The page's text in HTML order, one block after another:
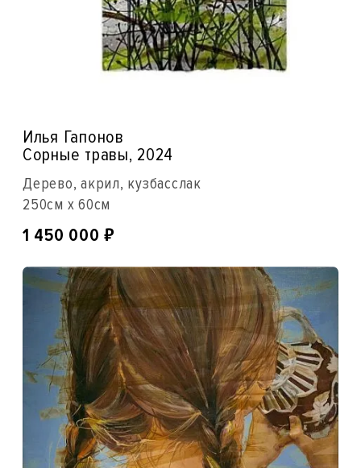
Илья Гапонов
Сорные травы, 2024
Дерево, акрил, кузбасслак
250см x 60см
1 450 000₽